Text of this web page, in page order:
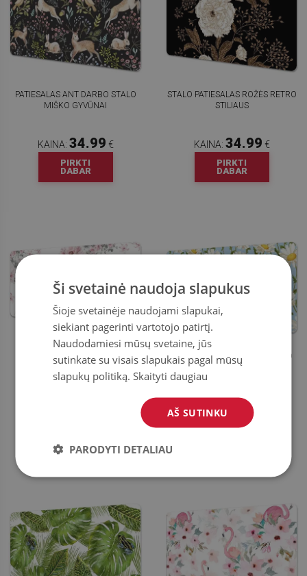
PATIESALAS ANT DARBO STALO
MIŠKO GYVŪNAI
KAINA: 34.99 €
PIRKTI
DABAR
STALO PATIESALAS ROŽĖS RETRO
STILIAUS
KAINA: 34.99 €
PIRKTI
DABAR
STALO KILIMĖLIS GĖLĖS
PATIESALAS ANT DARBO STALO
RAMUNĖLIŲ ŽIEDAI
34.99
PIRKTI
Ši svetainė naudoja slapukus
Šioje svetainėje naudojami slapukai,
siekiant pagerinti vartotojo patirtį.
Naudodamiesi mūsų svetaine, jūs
sutinkate su visais slapukais pagal mūsų
slapukų politiką.Skaityti daugiau
AŠ SUTINKU
PARODYTI DETALIAU